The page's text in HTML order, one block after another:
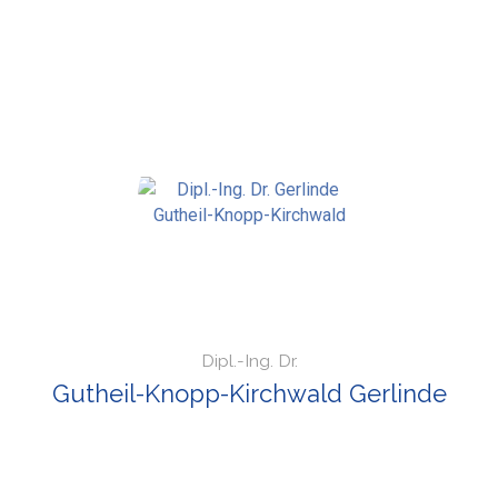
Dipl.-Ing. Dr.
Gutheil-Knopp-Kirchwald Gerlinde